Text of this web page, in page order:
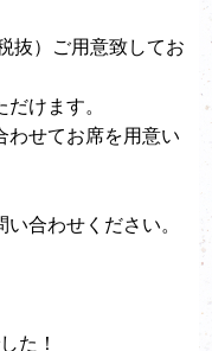
抜）ご用意致してお
けます。
わせてお席を用意い
合わせください。
た！